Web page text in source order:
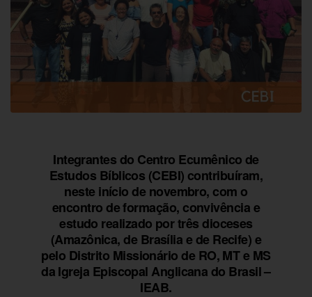
Integrantes do Centro Ecumênico de
Estudos Bíblicos (CEBI) contribuíram,
neste início de novembro, com o
encontro de formação, convivência e
estudo realizado por três dioceses
(Amazônica, de Brasília e de Recife) e
pelo Distrito Missionário de RO, MT e MS
da Igreja Episcopal Anglicana do Brasil –
IEAB.